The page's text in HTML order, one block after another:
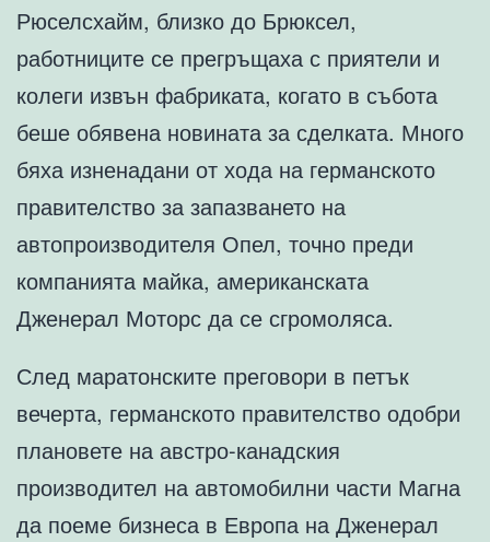
Рюселсхайм, близко до Брюксел,
работниците се прегръщаха с приятели и
колеги извън фабриката, когато в събота
беше обявена новината за сделката. Много
бяха изненадани от хода на германското
правителство за запазването на
автопроизводителя Опел, точно преди
компанията майка, американската
Дженерал Моторс да се сгромоляса.
След маратонските преговори в петък
вечерта, германското правителство одобри
плановете на австро-канадския
производител на автомобилни части Магна
да поеме бизнеса в Европа на Дженерал